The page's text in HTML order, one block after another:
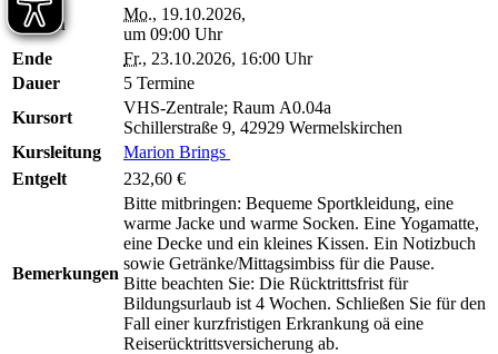
Beginn
Mo., 19.10.2026,
um 09:00 Uhr
Ende
Fr., 23.10.2026, 16:00 Uhr
Dauer
5 Termine
Kursort
VHS-Zentrale; Raum A0.04a
Schillerstraße 9, 42929 Wermelskirchen
Kursleitung
Marion Brings
Entgelt
232,60 €
Bemerkungen
Bitte mitbringen: Bequeme Sportkleidung, eine
warme Jacke und warme Socken. Eine Yogamatte,
eine Decke und ein kleines Kissen. Ein Notizbuch
sowie Getränke/Mittagsimbiss für die Pause.
Bitte beachten Sie: Die Rücktrittsfrist für
Bildungsurlaub ist 4 Wochen. Schließen Sie für den
Fall einer kurzfristigen Erkrankung oä eine
Reiserücktrittsversicherung ab.